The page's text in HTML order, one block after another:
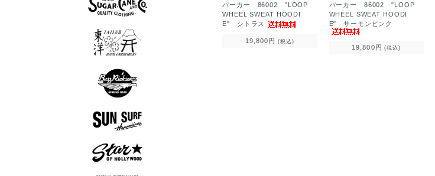
パーカー 86002 "LOOP
WHEEL SWEAT HOODI
E" シトラス
19,800円 (税込)
パーカー 86002 "LOOP
WHEEL SWEAT HOODI
E" サーモンピンク
19,800円 (税込)
半袖シャツ
長袖シャツ
スウェット
アウター
Tシャツ
ロンT
スカシャツ
スカジャン
Tシャツ
ロンT
半袖シャツ
長袖シャツ
スウェット
アウター
パンツ
シューズ
帽子
グッズ